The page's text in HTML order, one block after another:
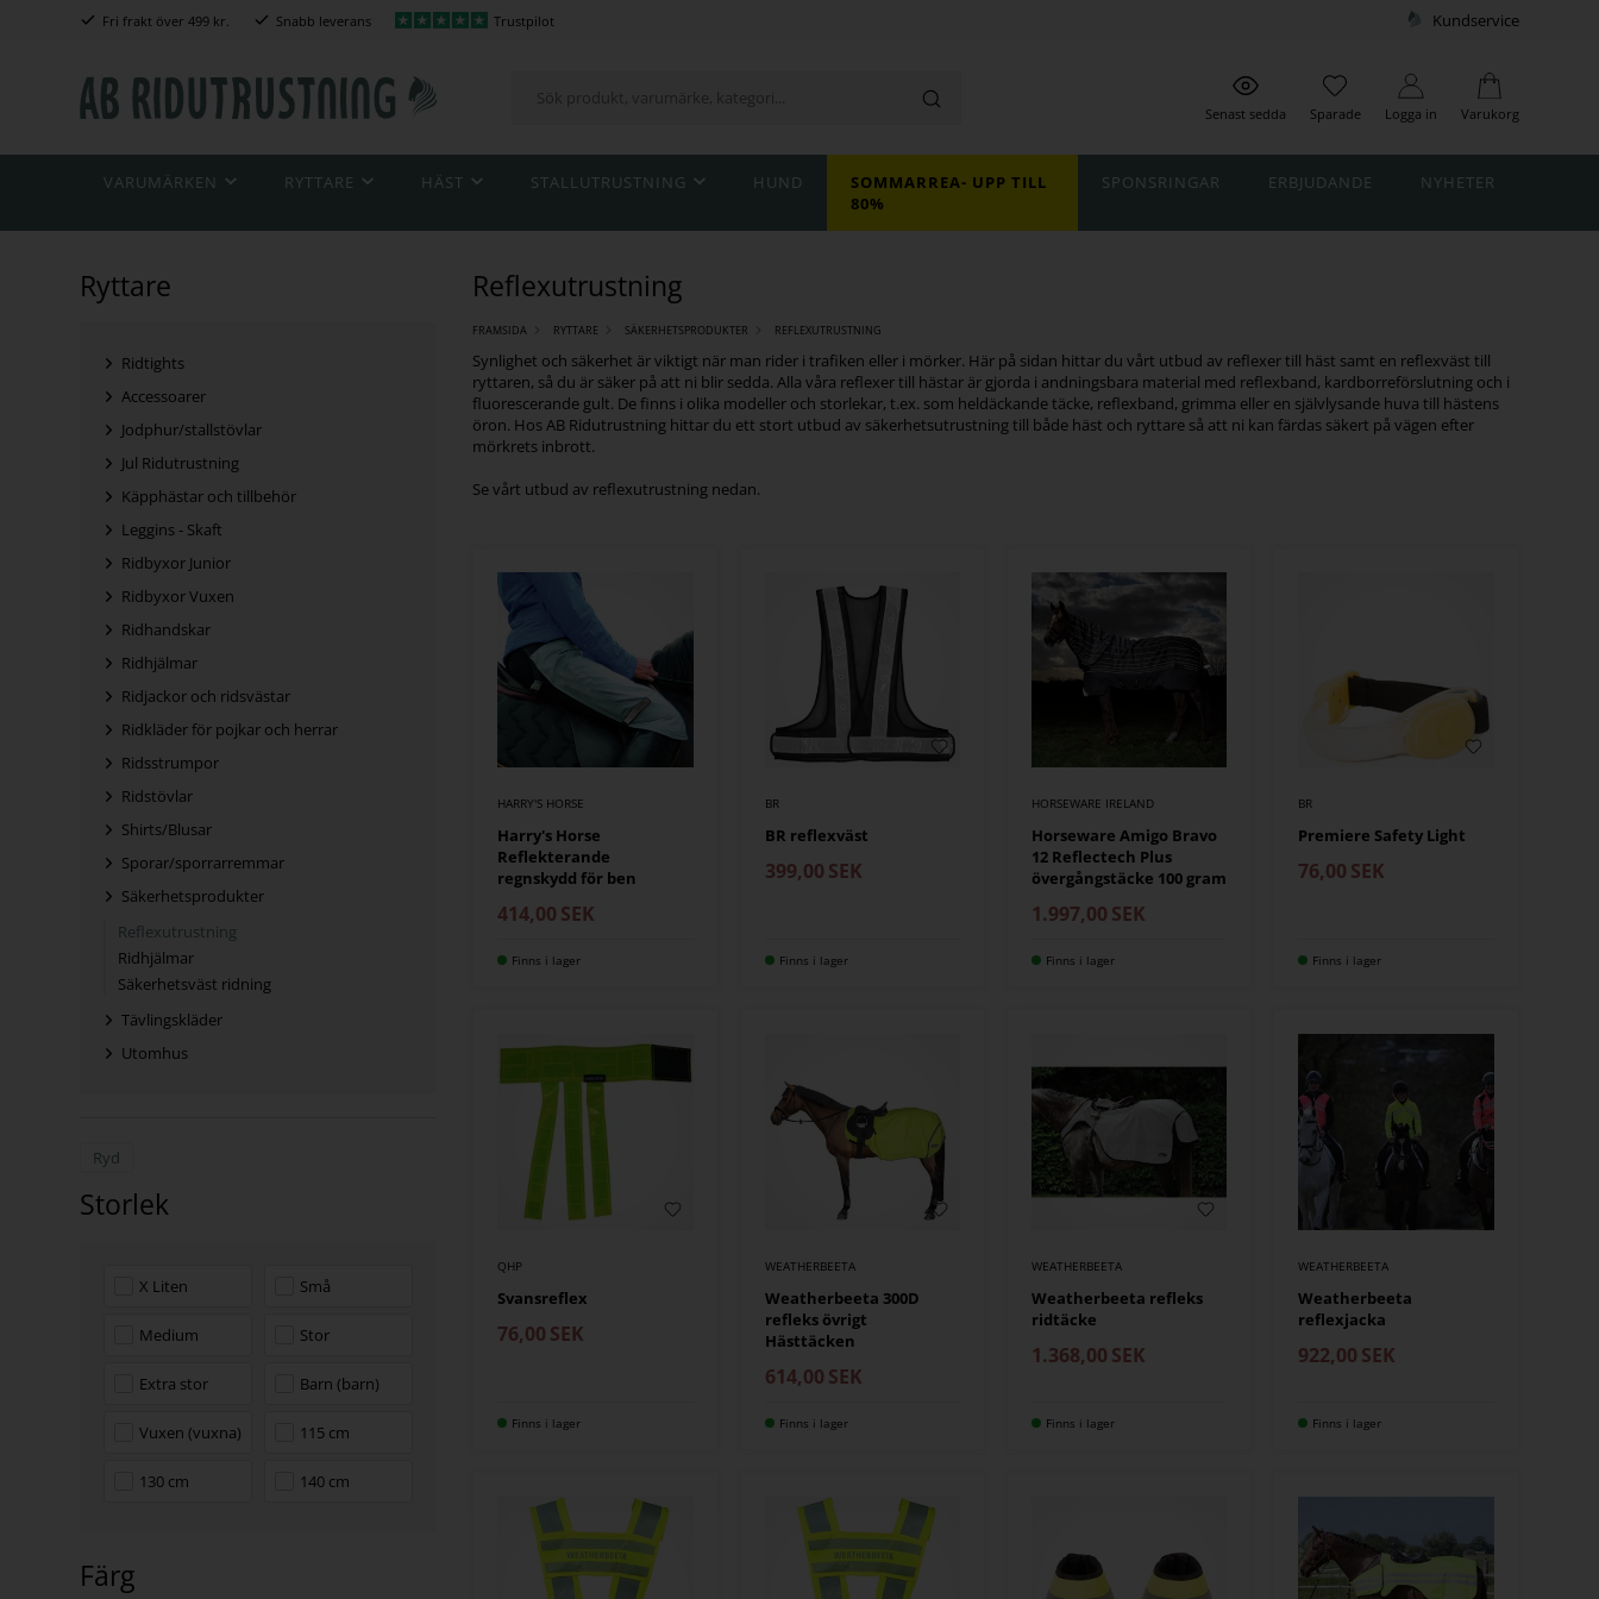
Fri frakt över 499 kr. Snabb leverans Trustpilot Kundservice
Senast sedda Sparade Logga in Varukorg
VARUMÄRKEN RYTTARE HÄST STALLUTRUSTNING HUND
SOMMARREA- UPP TILL
80%
SPONSRINGAR ERBJUDANDE NYHETER
Ryttare
Ridtights
Accessoarer
Jodphur/stallstövlar
Jul Ridutrustning
Käpphästar och tillbehör
Leggins - Skaft
Ridbyxor Junior
Ridbyxor Vuxen
Ridhandskar
Ridhjälmar
Ridjackor och ridsvästar
Ridkläder för pojkar och herrar
Ridsstrumpor
Ridstövlar
Shirts/Blusar
Sporar/sporrarremmar
Säkerhetsprodukter
Reflexutrustning
Ridhjälmar
Säkerhetsväst ridning
Tävlingskläder
Utomhus
Ryd
Storlek
X Liten Små
Medium Stor
Extra stor Barn (barn)
Vuxen (vuxna) 115 cm
130 cm 140 cm
Färg
Reflexutrustning
FRAMSIDA RYTTARE SÄKERHETSPRODUKTER REFLEXUTRUSTNING
Synlighet och säkerhet är viktigt när man rider i trafiken eller i mörker. Här på sidan hittar du vårt utbud av reflexer till häst samt en reflexväst till
ryttaren, så du är säker på att ni blir sedda. Alla våra reflexer till hästar är gjorda i andningsbara material med reflexband, kardborreförslutning och i
fluorescerande gult. De finns i olika modeller och storlekar, t.ex. som heldäckande täcke, reflexband, grimma eller en självlysande huva till hästens
öron. Hos AB Ridutrustning hittar du ett stort utbud av säkerhetsutrustning till både häst och ryttare så att ni kan färdas säkert på vägen efter
mörkrets inbrott.
Se vårt utbud av reflexutrustning nedan.
HARRY'S HORSE
Harry's Horse
Reflekterande
regnskydd för ben
414,00 SEK
Finns i lager
BR
BR reflexväst
399,00 SEK
Finns i lager
HORSEWARE IRELAND
Horseware Amigo Bravo
12 Reflectech Plus
övergångstäcke 100 gram
1.997,00 SEK
Finns i lager
BR
Premiere Safety Light
76,00 SEK
Finns i lager
QHP
Svansreflex
76,00 SEK
Finns i lager
WEATHERBEETA
Weatherbeeta 300D
refleks övrigt
Hästtäcken
614,00 SEK
Finns i lager
WEATHERBEETA
Weatherbeeta refleks
ridtäcke
1.368,00 SEK
Finns i lager
WEATHERBEETA
Weatherbeeta
reflexjacka
922,00 SEK
Finns i lager